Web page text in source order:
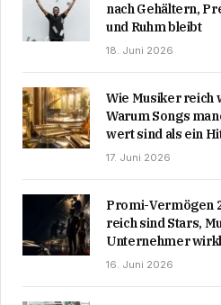
nach Gehältern,
und Ruhm bleibt
18. Juni 2026
Wie Musiker reich
Warum Songs
wert sind als ein
17. Juni 2026
Promi-Vermögen
reich sind Stars,
Unternehmer
16. Juni 2026